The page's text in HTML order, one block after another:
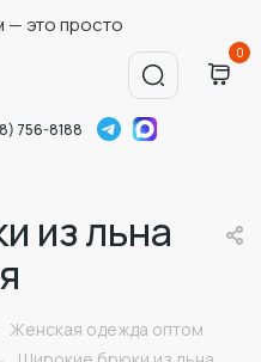
— это просто
0
756-8188
из льна
Женская одежда оптом